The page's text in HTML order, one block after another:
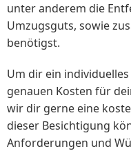
unter anderem die
Umzugsguts, sowie
benötigst.
Um dir ein
genauen Kosten für
wir dir gerne eine
dieser Besichtigung
Anforderungen und